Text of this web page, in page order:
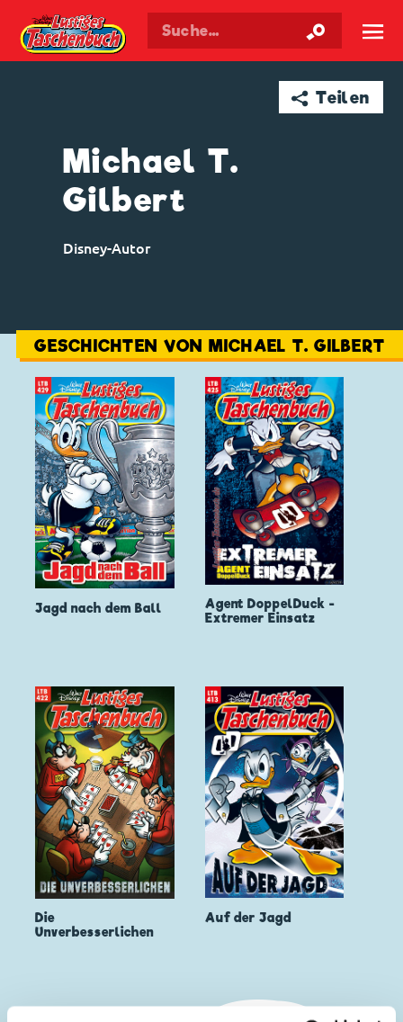
Walt Disneys Taschenbuch ☰
➦ Teilen
Michael T.
Gilbert
Disney-Autor
GESCHICHTEN VON MICHAEL T. GILBERT
Jagd nach dem Ball
Agent DoppelDuck -
Extremer Einsatz
Die
Unverbesserlichen
Auf der Jagd